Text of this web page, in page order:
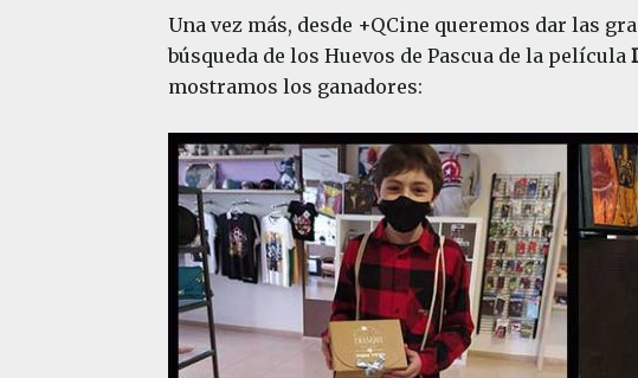
Una vez más, desde +QCine queremos dar las
búsqueda de los Huevos de Pascua de la película
mostramos los ganadores: